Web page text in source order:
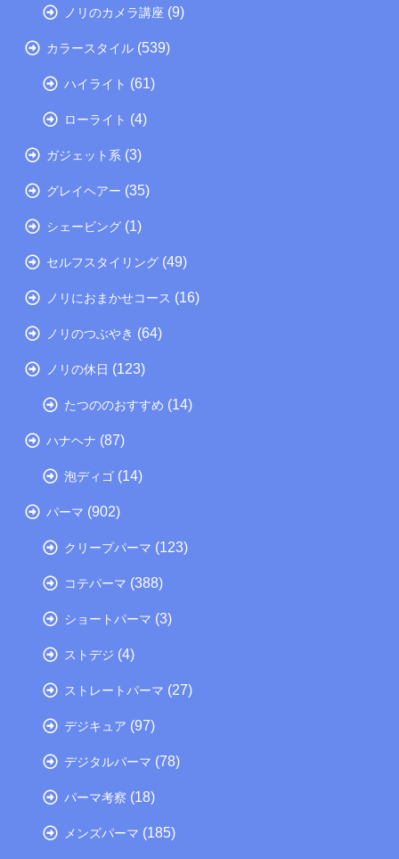
ノリのカメラ講座 (9)
カラースタイル (539)
ハイライト (61)
ローライト (4)
ガジェット系 (3)
グレイヘアー (35)
シェービング (1)
セルフスタイリング (49)
ノリにおまかせコース (16)
ノリのつぶやき (64)
ノリの休日 (123)
たつののおすすめ (14)
ハナヘナ (87)
泡ディゴ (14)
パーマ (902)
クリープパーマ (123)
コテパーマ (388)
ショートパーマ (3)
ストデジ (4)
ストレートパーマ (27)
デジキュア (97)
デジタルパーマ (78)
パーマ考察 (18)
メンズパーマ (185)